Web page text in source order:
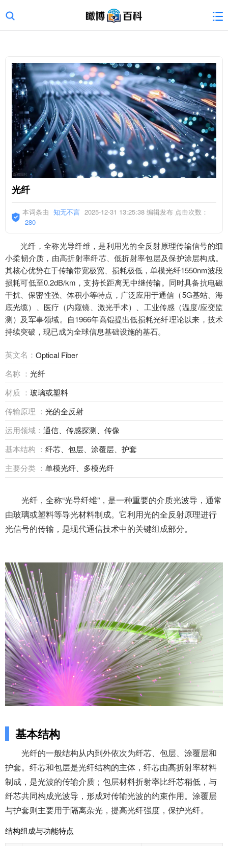
光纤
本词条由 知无不言 2025-12-31 13:25:38 编辑发布 点击次数：
280
光纤，全称光导纤维，是利用光的全反射原理传输信号的细
小柔韧介质，由高折射率纤芯、低折射率包层及保护涂层构成。
其核心优势在于传输带宽极宽、损耗极低，单模光纤1550nm波段
损耗可低至0.2dB/km，支持长距离无中继传输。同时具备抗电磁
干扰、保密性强、体积小等特点，广泛应用于通信（5G基站、海
底光缆）、医疗（内窥镜、激光手术）、工业传感（温度/应变监
测）及军事领域。自1966年高锟提出低损耗光纤理论以来，技术
持续突破，现已成为全球信息基础设施的基石。
英文名： Optical Fiber
名称 ： 光纤
材质 ： 玻璃或塑料
传输原理 ： 光的全反射
运用领域： 通信、传感探测、传像
基本结构 ： 纤芯、包层、涂覆层、护套
主要分类 ： 单模光纤、多模光纤
光纤，全称“光导纤维”，是一种重要的介质光波导，通常
由玻璃或塑料等导光材料制成。它利用光的全反射原理进行
光信号的传输，是现代通信技术中的关键组成部分。
基本结构
光纤的一般结构从内到外依次为纤芯、包层、涂覆层和
护套。纤芯和包层是光纤结构的主体，纤芯由高折射率材料
制成，是光波的传输介质；包层材料折射率比纤芯稍低，与
纤芯共同构成光波导，形成对传输光波的约束作用。涂覆层
与护套则主要用于隔离杂光，提高光纤强度，保护光纤。
结构组成与功能特点